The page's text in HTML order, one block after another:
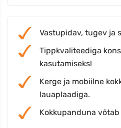
Vastupidav, tugev ja
Tippkvaliteediga
kasutamiseks!
Kerge ja mobiilne
lauaplaadiga.
Kokkupanduna